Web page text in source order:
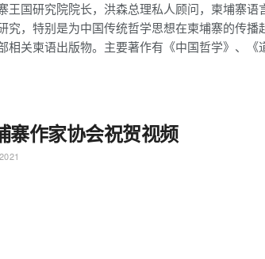
王国研究院院长，洪森总理私人顾问，柬埔寨
究，特别是为中国传统哲学思想在柬埔寨的传
相关柬语出版物。主要著作有《中国哲学》、《
寨作家协会祝贺视频